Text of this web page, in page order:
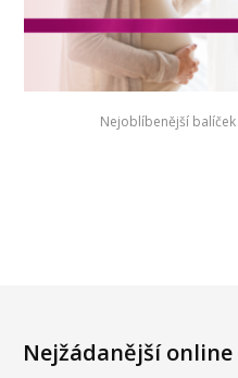
Nejoblíbenější
Nejžádanější